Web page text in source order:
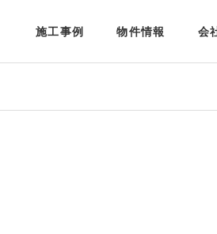
施工事例 物件情報 会